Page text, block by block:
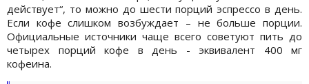
действует“, то можно до шести порций эспрессо в день.
Если кофе слишком возбуждает – не больше порции.
Официальные источники чаще всего советуют пить до
четырех порций кофе в день - эквивалент 400 мг
кофеина.